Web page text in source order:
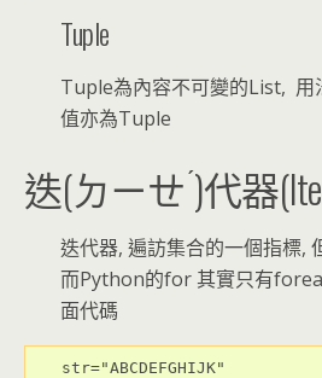
Tuple
Tuple為內容不可變的List, 用
值亦為Tuple
迭(ㄉㄧㄝˊ)代器
迭代器, 遍訪集合的一個指標,
而Python的for 其實只有
面代碼
str="ABCDEFGHIJK"